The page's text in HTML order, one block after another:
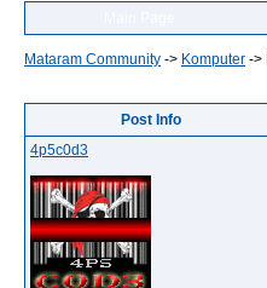
Mataram Community -> Komputer ->
Post Info
4p5c0d3